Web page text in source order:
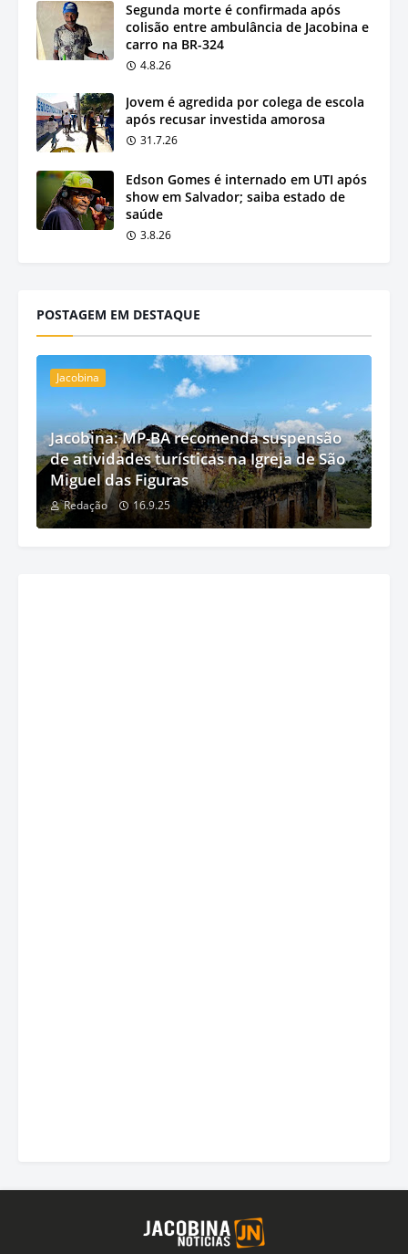
Segunda morte é confirmada após
colisão entre ambulância de Jacobina e
carro na BR-324
4.8.26
Jovem é agredida por colega de escola
após recusar investida amorosa
31.7.26
Edson Gomes é internado em UTI após
show em Salvador; saiba estado de
saúde
3.8.26
POSTAGEM EM DESTAQUE
Jacobina
Jacobina: MP-BA recomenda suspensão
de atividades turísticas na Igreja de São
Miguel das Figuras
Redação 16.9.25